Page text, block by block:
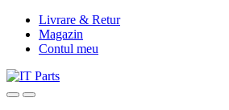
Livrare & Retur
Magazin
Contul meu